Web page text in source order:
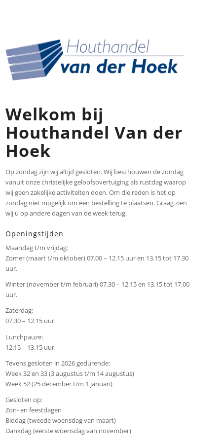
Welkom bij
Houthandel Van der
Hoek
Op zondag zijn wij altijd gesloten. Wij beschouwen de zondag
vanuit onze christelijke geloofsovertuiging als rustdag waarop
wij geen zakelijke activiteiten doen. Om die reden is het op
zondag niet mogelijk om een bestelling te plaatsen. Graag zien
wij u op andere dagen van de week terug.
Openingstijden
Maandag t/m vrijdag:
Zomer (maart t/m oktober) 07.00 – 12.15 uur en 13.15 tot 17.30
uur.
Winter (november t/m februari) 07.30 – 12.15 en 13.15 tot 17.00
uur.
Zaterdag:
07.30 – 12.15 uur
Lunchpauze:
12.15 – 13.15 uur
Tevens gesloten in 2026 gedurende:
Week 32 en 33 (3 augustus t/m 14 augustus)
Week 52 (25 december t/m 1 januari)
Gesloten op:
Zon- en feestdagen
Biddag (tweede woensdag van maart)
Dankdag (eerste woensdag van november)